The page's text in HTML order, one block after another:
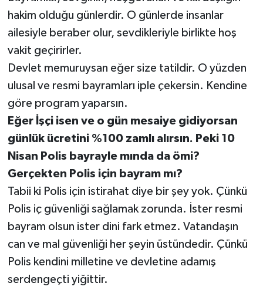
hakim olduğu günlerdir. O günlerde insanlar
ailesiyle beraber olur, sevdikleriyle birlikte hoş
vakit geçirirler.
Devlet memuruysan eğer size tatildir. O yüzden
ulusal ve resmi bayramları iple çekersin. Kendine
göre program yaparsın.
Eğer İşçi isen ve o gün mesaiye gidiyorsan
günlük ücretini %100 zamlı alırsın. Peki 10
Nisan Polis bayrayle mında da ömi?
Gerçekten Polis için bayram mı?
Tabii ki Polis için istirahat diye bir şey yok. Çünkü
Polis iç güvenliği sağlamak zorunda. İster resmi
bayram olsun ister dini fark etmez. Vatandaşın
can ve mal güvenliği her şeyin üstündedir. Çünkü
Polis kendini milletine ve devletine adamış
serdengeçti yiğittir.